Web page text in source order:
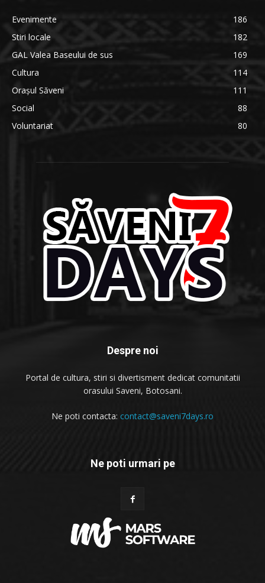
Evenimente
186
Stiri locale
182
GAL Valea Baseului de sus
169
Cultura
114
Orașul Săveni
111
Social
88
Voluntariat
80
Despre noi
Portal de cultura, stiri si divertisment dedicat comunitatii
orasului Saveni, Botosani.
Ne poti contacta: contact@saveni7days.ro
Ne poti urmari pe